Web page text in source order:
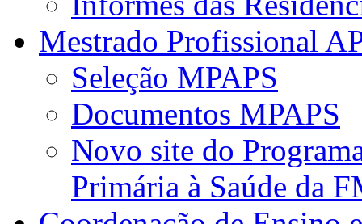
Mestrado Profissional
Seleção MPAPS
Documentos MPAPS
Novo site do
Primária à Saúde da